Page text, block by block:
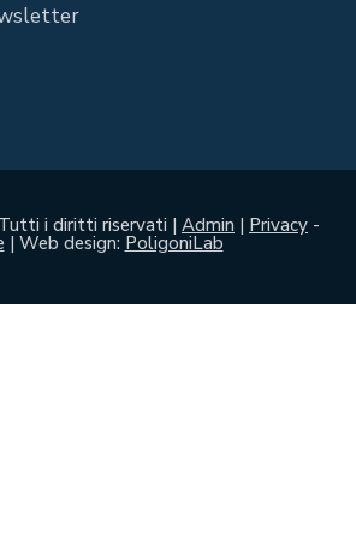
i diritti riservati | Admin | Privacy -
| Web design: PoligoniLab